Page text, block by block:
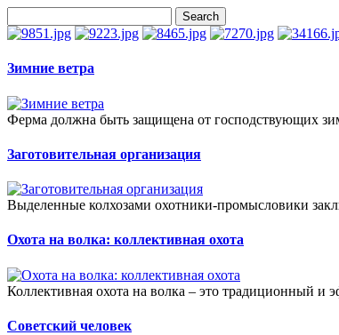
Зимние ветра
Ферма должна быть защищена от господствующих
Заготовительная организация
Выделенные колхозами охотники-промысловики
Охота на волка: коллективная охота
Коллективная охота на волка – это традиционный и
Советский человек